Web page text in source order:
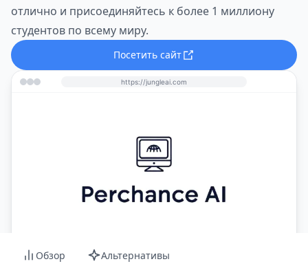
отлично и присоединяйтесь к более 1 миллиону
студентов по всему миру.
Посетить сайт
https://jungleai.com
Обзор Альтернативы